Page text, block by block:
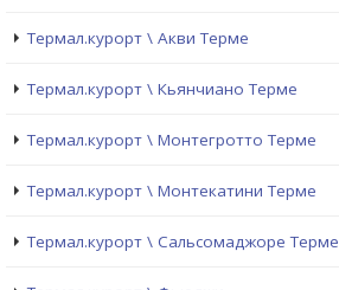
Термал.курорт \ Акви Терме
Термал.курорт \ Кьянчиано Терме
Термал.курорт \ Монтегротто Терме
Термал.курорт \ Монтекатини Терме
Термал.курорт \ Сальсомаджоре Терме